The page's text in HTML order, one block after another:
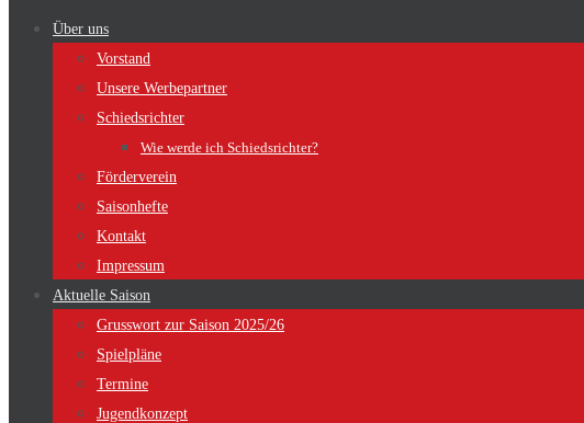
Über uns
Vorstand
Unsere Werbepartner
Schiedsrichter
Wie werde ich Schiedsrichter?
Förderverein
Saisonhefte
Kontakt
Impressum
Aktuelle Saison
Grusswort zur Saison 2025/26
Spielpläne
Termine
Jugendkonzept